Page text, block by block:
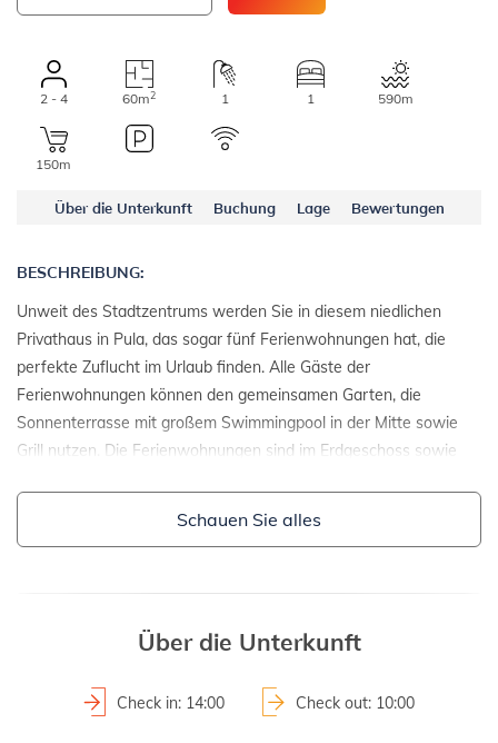
2 - 4 60m2 1 1 590m
150m
Über die Unterkunft Buchung Lage Bewertungen
BESCHREIBUNG:
Unweit des Stadtzentrums werden Sie in diesem niedlichen
Privathaus in Pula, das sogar fünf Ferienwohnungen hat, die
perfekte Zuflucht im Urlaub finden. Alle Gäste der
Ferienwohnungen können den gemeinsamen Garten, die
Sonnenterrasse mit großem Swimmingpool in der Mitte sowie
Grill nutzen. Die Ferienwohnungen sind im Erdgeschoss sowie
Parkplätze innerhalb des Anwesens zugesichert. Dieses herrliche
EINZELHEITEN:
Schauen Sie alles
Über die Unterkunft
Check in: 14:00 Check out: 10:00